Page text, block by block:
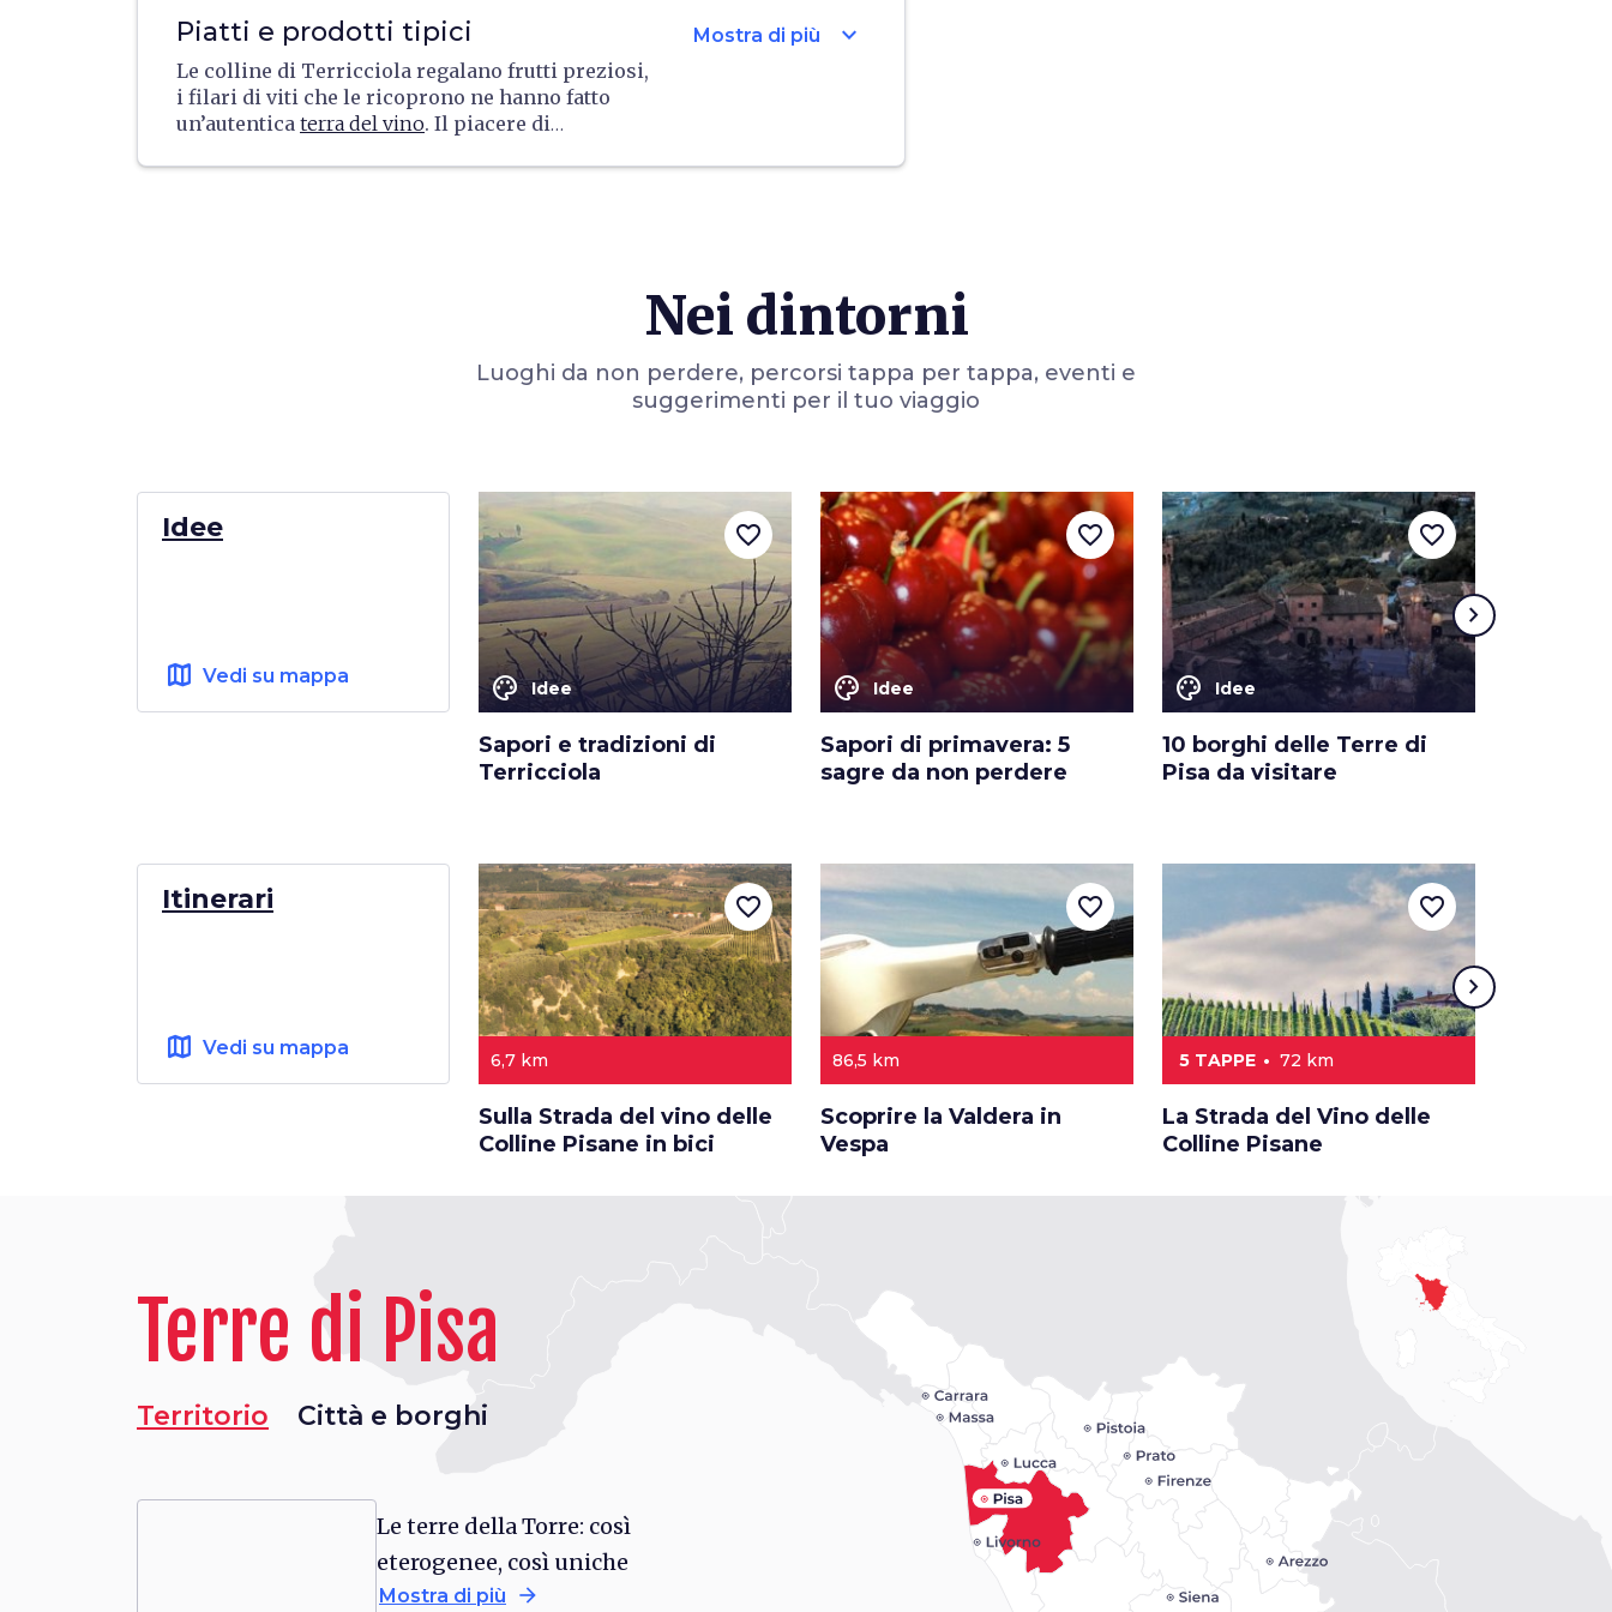
un’usanza contadina che consiste nel lanciare il
panforte il più lontano possibile.
Piatti e prodotti tipici
Le colline di Terricciola regalano frutti preziosi,
i filari di viti che le ricoprono ne hanno fatto
un’autentica terra del vino. Il piacere di
testimoniato fin da epoca ellenistica e ce lo
Mostra di più expand_more
Nei dintorni
Luoghi da non perdere, percorsi tappa per tappa, eventi e
suggerimenti per il tuo viaggio
Idee
map Vedi su mappa color_lens Idee
Sapori e tradizioni di
Terricciola
favorite_border
color_lens Idee
Sapori di primavera: 5
sagre da non perdere
favorite_border
color_lens Idee
10 borghi delle Terre di
Pisa da visitare
favorite_border
chevron_right
Itinerari
map Vedi su mappa
6,7 km
Sulla Strada del vino delle
Colline Pisane in bici
favorite_border
86,5 km
Scoprire la Valdera in
Vespa
favorite_border
5 TAPPE 72 km
La Strada del Vino delle
Colline Pisane
favorite_border
chevron_right
Terre di Pisa
Territorio Città e borghi
Le terre della Torre: così
eterogenee, così uniche
Mostra di più arrow_forward